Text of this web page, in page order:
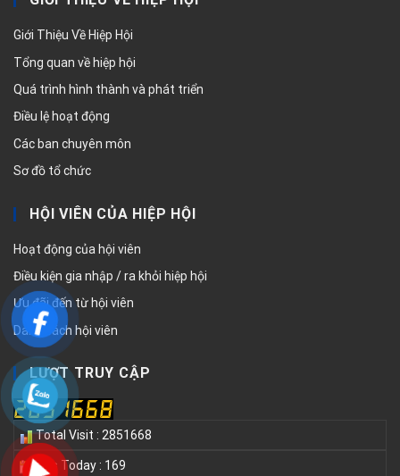
Giới Thiệu Về Hiệp Hội
Tổng quan về hiệp hội
Quá trình hình thành và phát triển
Điều lệ hoạt động
Các ban chuyên môn
Sơ đồ tổ chức
HỘI VIÊN CỦA HIỆP HỘI
Hoạt động của hội viên
Điều kiện gia nhập / ra khỏi hiệp hội
Ưu đãi đến từ hội viên
Danh sách hội viên
LƯỢT TRUY CẬP
Total Visit : 2851668
Hits Today : 169